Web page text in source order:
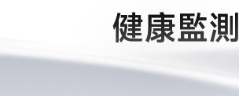
健康監測